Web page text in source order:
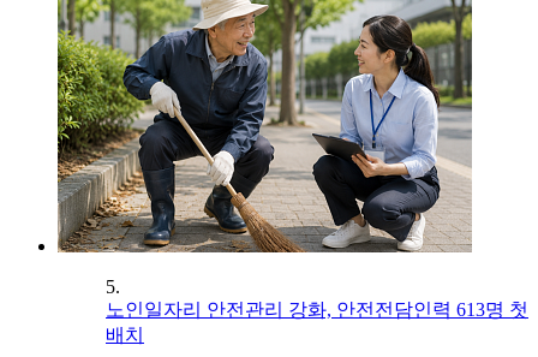
5.
노인일자리 안전관리 강화, 안전전담인력 613명 첫
배치